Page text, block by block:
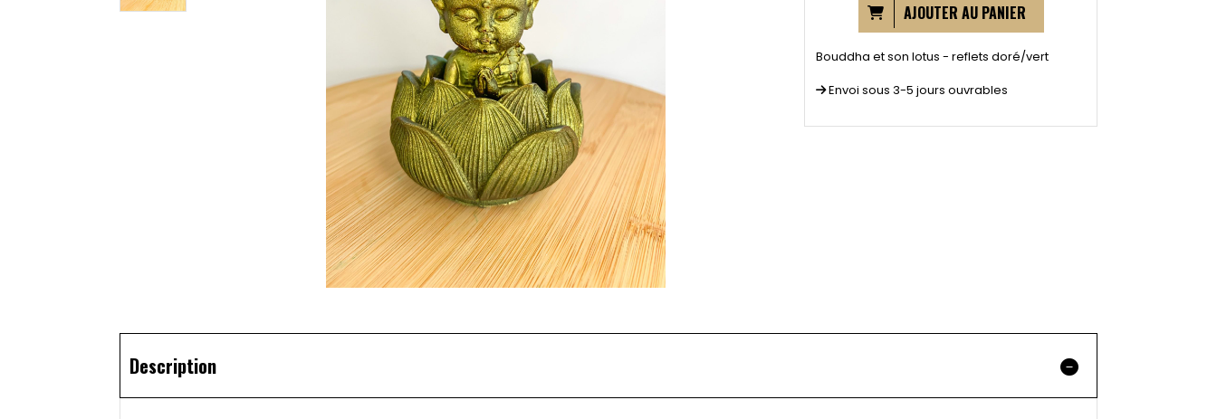
AJOUTER AU PANIER
Bouddha et son lotus - reflets doré/vert
Envoi sous 3-5 jours ouvrables
Description